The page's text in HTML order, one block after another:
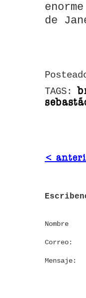
de
TAGS:
<
Nombre
Correo:
Mensaje: